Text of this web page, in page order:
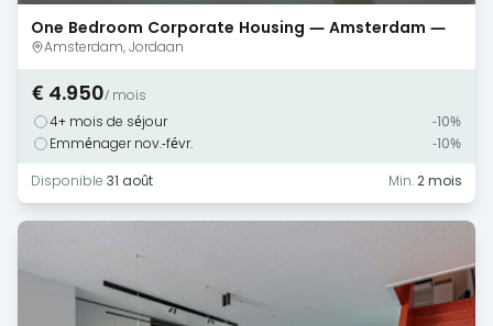
One Bedroom Corporate Housing — Amsterdam —
Canal View
Amsterdam, Jordaan
€ 4.950/ mois
4+ mois de séjour
-10%
Emménager nov.-févr.
-10%
Disponible 31 août Min.2 mois